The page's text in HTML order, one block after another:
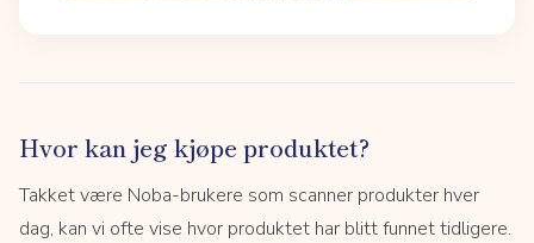
Hvor kan jeg kjøpe produktet?
Takket være Noba-brukere som scanner produkter hver
dag, kan vi ofte vise hvor produktet har blitt funnet tidligere.